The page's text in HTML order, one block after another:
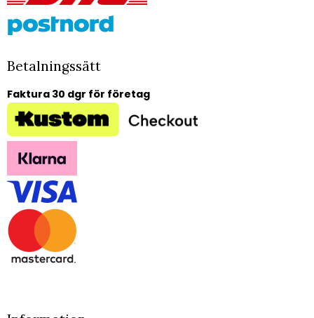
Betalningssätt
Faktura 30 dgr för företag